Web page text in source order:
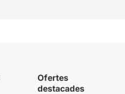
Ofertes
destacades